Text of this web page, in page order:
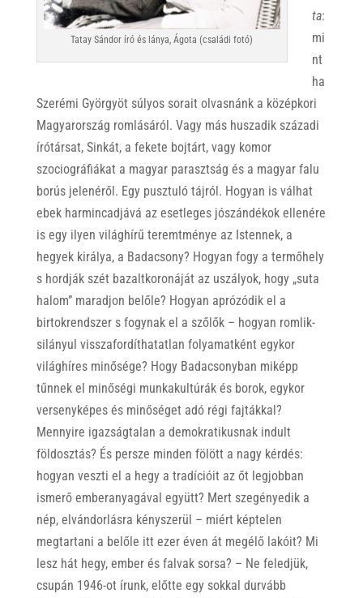
Tatay Sándor író és lánya, Ágota (családi fotó)
ta:
mi
nt
ha
Szerémi Györgyöt súlyos sorait olvasnánk a középkori
Magyarország romlásáról. Vagy más huszadik századi
írótársat, Sinkát, a fekete bojtárt, vagy komor
szociográfiákat a magyar parasztság és a magyar falu
borús jelenéről. Egy pusztuló tájról. Hogyan is válhat
ebek harmincadjává az esetleges jószándékok ellenére
is egy ilyen világhírű teremtménye az Istennek, a
hegyek királya, a Badacsony? Hogyan fogy a termőhely
s hordják szét bazaltkoronáját az uszályok, hogy „suta
halom” maradjon belőle? Hogyan aprózódik el a
birtokrendszer s fogynak el a szőlők – hogyan romlik-
silányul visszafordíthatatlan folyamatként egykor
világhíres minősége? Hogy Badacsonyban miképp
tűnnek el minőségi munkakultúrák és borok, egykor
versenyképes és minőséget adó régi fajtákkal?
Mennyire igazságtalan a demokratikusnak indult
földosztás? És persze minden fölött a nagy kérdés:
hogyan veszti el a hegy a tradícióit az őt legjobban
ismerő emberanyagával együtt? Mert szegényedik a
nép, elvándorlásra kényszerül – miért képtelen
megtartani a belőle itt ezer éven át megélő lakóit? Mi
lesz hát hegy, ember és falvak sorsa? – Ne feledjük,
csupán 1946-ot írunk, előtte egy sokkal durvább